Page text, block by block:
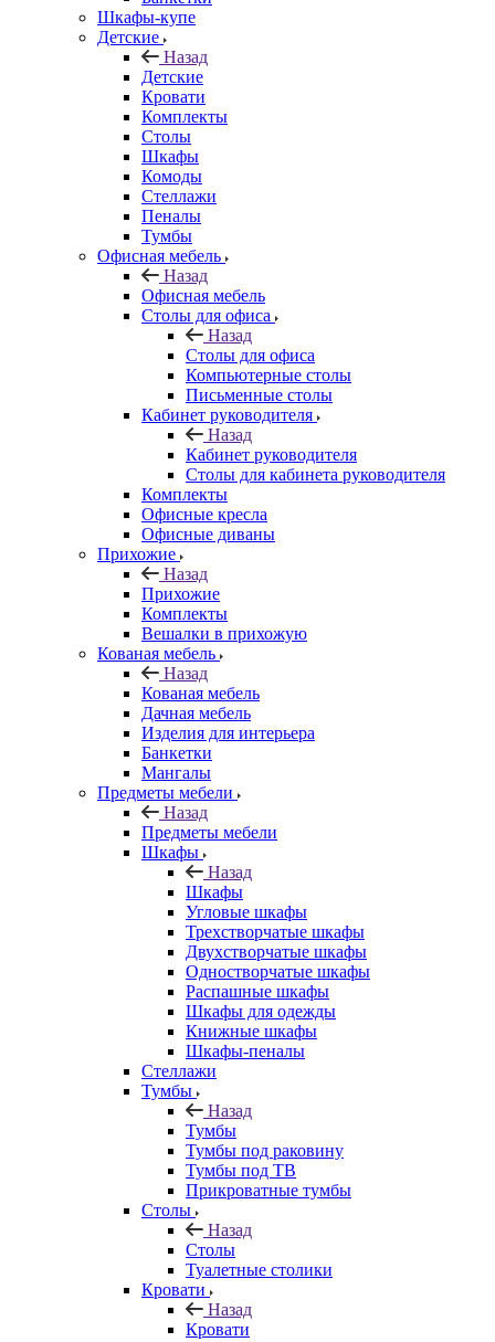
Шкафы-купе
Детские
Назад
Детские
Кровати
Комплекты
Столы
Шкафы
Комоды
Стеллажи
Пеналы
Тумбы
Офисная мебель
Назад
Офисная мебель
Столы для офиса
Назад
Столы для офиса
Компьютерные столы
Письменные столы
Кабинет руководителя
Назад
Кабинет руководителя
Столы для кабинета руководителя
Комплекты
Офисные кресла
Офисные диваны
Прихожие
Назад
Прихожие
Комплекты
Вешалки в прихожую
Кованая мебель
Назад
Кованая мебель
Дачная мебель
Изделия для интерьера
Банкетки
Мангалы
Предметы мебели
Назад
Предметы мебели
Шкафы
Назад
Шкафы
Угловые шкафы
Трехстворчатые шкафы
Двухстворчатые шкафы
Одностворчатые шкафы
Распашные шкафы
Шкафы для одежды
Книжные шкафы
Шкафы-пеналы
Стеллажи
Тумбы
Назад
Тумбы
Тумбы под раковину
Тумбы под ТВ
Прикроватные тумбы
Столы
Назад
Столы
Туалетные столики
Кровати
Назад
Кровати